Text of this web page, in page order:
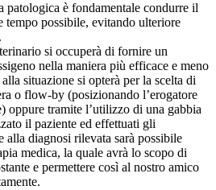
è fondamentale condurre il
tempo possibile, evitando ulteriore
si occuperà di fornire un
nella maniera più efficace e meno
situazione si opterà per la scelta di
o flow-by (posizionando l’erogatore
oppure tramite l’utilizzo di una gabbia
il paziente ed effettuati gli
alla diagnosi rilevata sarà possibile
medica, la quale avrà lo scopo di
e permettere così al nostro amico